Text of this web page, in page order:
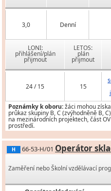
3,0 Denní
LONI:
přihlášení/plán
přijmout
LETOS:
plán
přijmout
24 / 15 15
Poznámky k oboru:žáci mohou
průkaz skupiny B, C (zvýhodněně B,
na mezinárodních projektech, část
prostředí.
H 66-53-H/01 Operátor
Zaměření nebo Školní vzdělávací